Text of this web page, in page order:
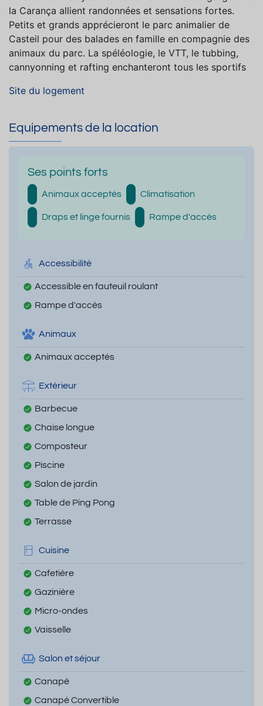
la Carança allient randonnées et sensations fortes.
Petits et grands apprécieront le parc animalier de
Casteil pour des balades en famille en compagnie des
animaux du parc. La spéléologie, le VTT, le tubbing,
cannyonning et rafting enchanteront tous les sportifs
Site du logement
Equipements de la location
Ses points forts
Animaux acceptés Climatisation
Draps et linge fournis Rampe d'accès
Accessibilité
Accessible en fauteuil roulant
Rampe d'accès
Animaux
Animaux acceptés
Extérieur
Barbecue
Chaise longue
Composteur
Piscine
Salon de jardin
Table de Ping Pong
Terrasse
Cuisine
Cafetière
Gazinière
Micro-ondes
Vaisselle
Salon et séjour
Canapé
Canapé Convertible